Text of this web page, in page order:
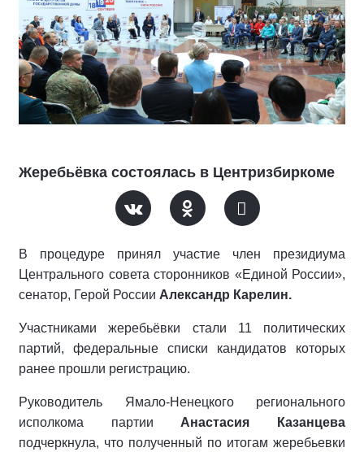
Жеребьёвка состоялась в Центризбиркоме
В процедуре принял участие член президиума
Центрального совета сторонников «Единой России»,
сенатор, Герой России Александр Карелин.
Участниками жеребьёвки стали 11 политических
партий, федеральные списки кандидатов которых
ранее прошли регистрацию.
Руководитель Ямало-Ненецкого регионального
исполкома партии Анастасия Казанцева
подчеркнула, что полученный по итогам жеребьевки